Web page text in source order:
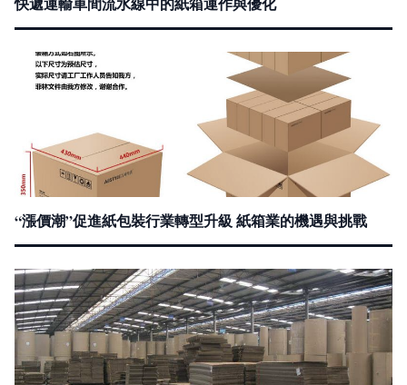
“漲價潮”促進紙包裝行業轉型升級 紙箱業的機遇與挑戰